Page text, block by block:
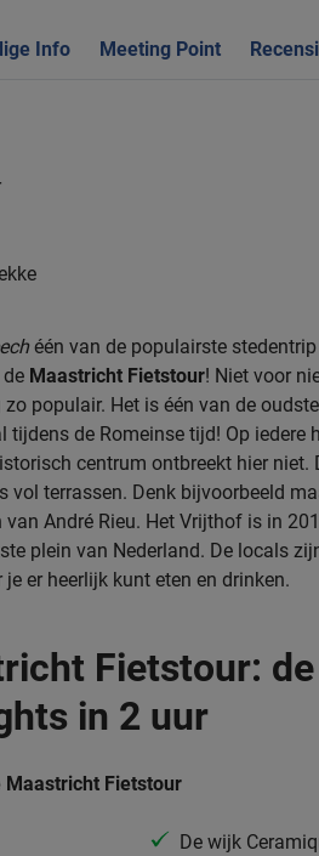
Info Meeting Point
één van de populairste
Maastricht Fietstour! Niet voor
populair. Het is één van de
tijdens de Romeinse tijd! Op iedere
centrum ontbreekt hier niet.
vol terrassen. Denk bijvoorbeeld
André Rieu. Het Vrijthof is in
plein van Nederland. De locals
er heerlijk kunt eten en drinken.
Fietstour: de
in 2 uur
Maastricht Fietstour
De wijk